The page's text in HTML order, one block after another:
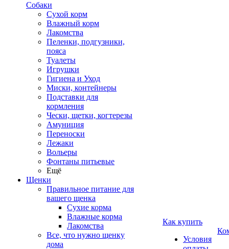
Собаки
Сухой корм
Влажный корм
Лакомства
Пеленки, подгузники,
пояса
Туалеты
Игрушки
Гигиена и Уход
Миски, контейнеры
Подставки для
кормления
Чески, щетки, когтерезы
Амуниция
Переноски
Лежаки
Вольеры
Фонтаны питьевые
Ещё
Щенки
Правильное питание для
вашего щенка
Сухие корма
Влажные корма
Лакомства
Все, что нужно щенку
дома
Как купить
Условия